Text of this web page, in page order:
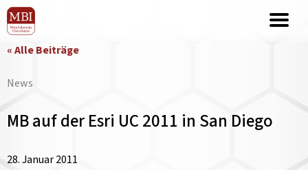
« Alle Beiträge
News
MB auf der Esri UC 2011 in San Diego
28. Januar 2011